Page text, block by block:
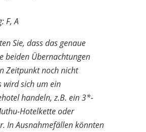
F, A
Sie, dass das genaue
beiden Übernachtungen
Zeitpunkt noch nicht
wird sich um ein
handeln, z.B. ein 3*-
Hotelkette oder
In Ausnahmefällen könnten